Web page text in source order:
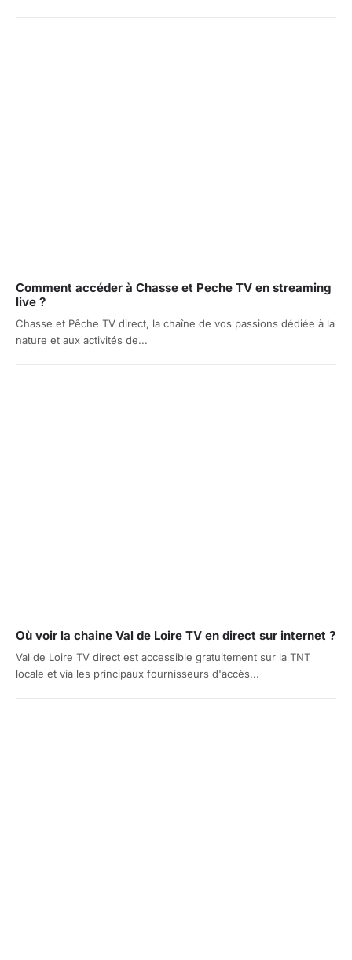
Comment accéder à Chasse et Peche TV en streaming
live ?
Chasse et Pêche TV direct, la chaîne de vos passions dédiée à la
nature et aux activités de...
Où voir la chaine Val de Loire TV en direct sur internet ?
Val de Loire TV direct est accessible gratuitement sur la TNT
locale et via les principaux fournisseurs d'accès...